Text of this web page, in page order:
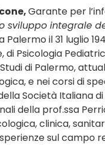
Garante per
sviluppo integrale
Palermo il 31 luglio
di Psicologia
di Palermo,
e nei corsi di
Società Italiana
della prof.ssa
clinica,
sul campo